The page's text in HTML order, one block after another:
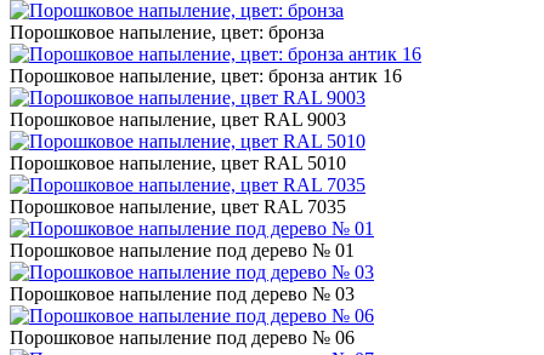
Порошковое напыление, цвет: бронза
Порошковое напыление, цвет: бронза антик 16
Порошковое напыление, цвет RAL 9003
Порошковое напыление, цвет RAL 5010
Порошковое напыление, цвет RAL 7035
Порошковое напыление под дерево № 01
Порошковое напыление под дерево № 03
Порошковое напыление под дерево № 06